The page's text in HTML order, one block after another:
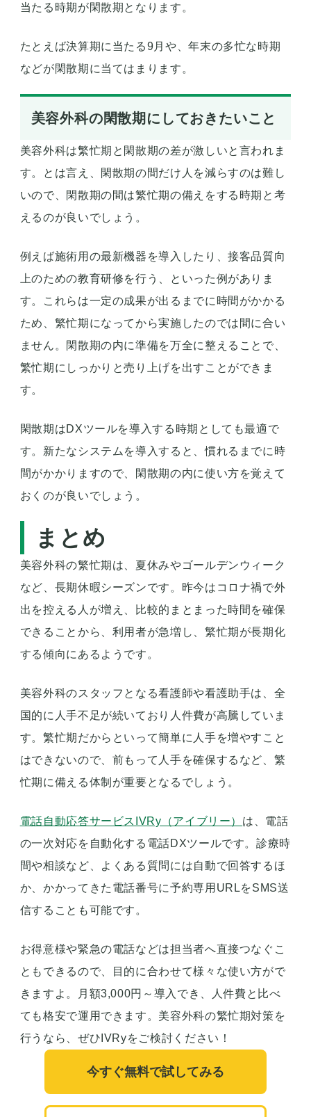
当たる時期が閑散期となります。
たとえば決算期に当たる9月や、年末の多忙な時期
などが閑散期に当てはまります。
美容外科の閑散期にしておきたいこと
美容外科は繁忙期と閑散期の差が激しいと言われま
す。とは言え、閑散期の間だけ人を減らすのは難し
いので、閑散期の間は繁忙期の備えをする時期と考
えるのが良いでしょう。
例えば施術用の最新機器を導入したり、接客品質向
上のための教育研修を行う、といった例がありま
す。これらは一定の成果が出るまでに時間がかかる
ため、繁忙期になってから実施したのでは間に合い
ません。閑散期の内に準備を万全に整えることで、
繁忙期にしっかりと売り上げを出すことができま
す。
閑散期はDXツールを導入する時期としても最適で
す。新たなシステムを導入すると、慣れるまでに時
間がかかりますので、閑散期の内に使い方を覚えて
おくのが良いでしょう。
まとめ
美容外科の繁忙期は、夏休みやゴールデンウィーク
など、長期休暇シーズンです。昨今はコロナ禍で外
出を控える人が増え、比較的まとまった時間を確保
できることから、利用者が急増し、繁忙期が長期化
する傾向にあるようです。
美容外科のスタッフとなる看護師や看護助手は、全
国的に人手不足が続いており人件費が高騰していま
す。繁忙期だからといって簡単に人手を増やすこと
はできないので、前もって人手を確保するなど、繁
忙期に備える体制が重要となるでしょう。
電話自動応答サービスIVRy（アイブリー） は、電話
の一次対応を自動化する電話DXツールです。診療時
間や相談など、よくある質問には自動で回答するほ
か、かかってきた電話番号に予約専用URLをSMS送
信することも可能です。
お得意様や緊急の電話などは担当者へ直接つなぐこ
ともできるので、目的に合わせて様々な使い方がで
きますよ。月額3,000円～導入でき、人件費と比べ
ても格安で運用できます。美容外科の繁忙期対策を
行うなら、ぜひIVRyをご検討ください！
今すぐ無料で試してみる